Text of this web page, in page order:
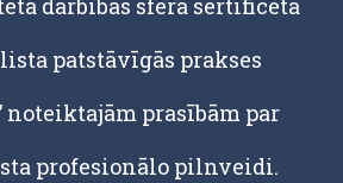
darbības sfērā sertificēta
patstāvīgās prakses
noteiktajām prasībām par
profesionālo pilnveidi.